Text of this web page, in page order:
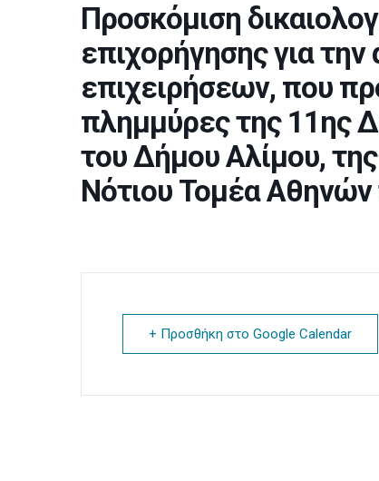
Προσκόμιση
επιχορήγησης για
επιχειρήσεων, που
πλημμύρες της 11ης
του Δήμου Αλίμου,
Νότιου Τομέα Αθηνών
+ Προσθήκη στο Google Calendar